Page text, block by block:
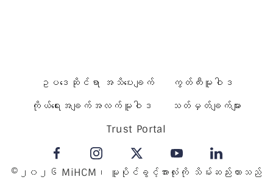
ဥပဒေဆိုင်ရာ အသိပေးချက်
ကွတ်ကီးမူဝါဒ
ကိုယ်ရေးအချက်အလက်မူဝါဒ
သတ်မှတ်ချက်များ
Trust Portal
©၂၀၂၆ MiHCM၊ မူပိုင်ခွင့်အားလုံးကို သိမ်းဆည်းထားသည်